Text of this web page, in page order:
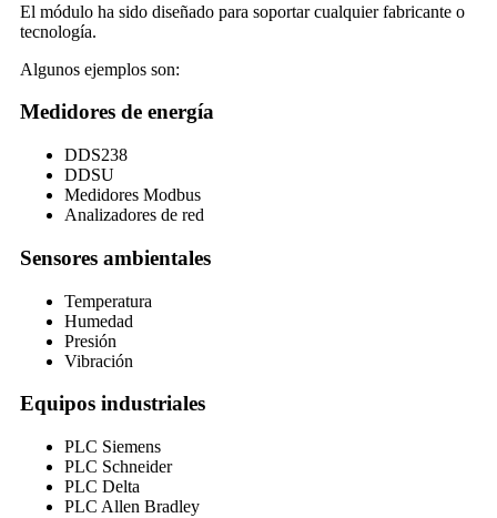
El módulo ha sido diseñado para soportar cualquier fabricante o
tecnología.
Algunos ejemplos son:
Medidores de energía
DDS238
DDSU
Medidores Modbus
Analizadores de red
Sensores ambientales
Temperatura
Humedad
Presión
Vibración
Equipos industriales
PLC Siemens
PLC Schneider
PLC Delta
PLC Allen Bradley